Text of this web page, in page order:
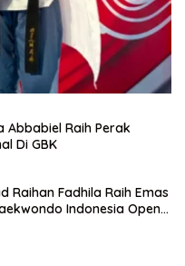
Abbabiel Raih Perak
Di GBK
Raihan Fadhila Raih Emas
Indonesia Open